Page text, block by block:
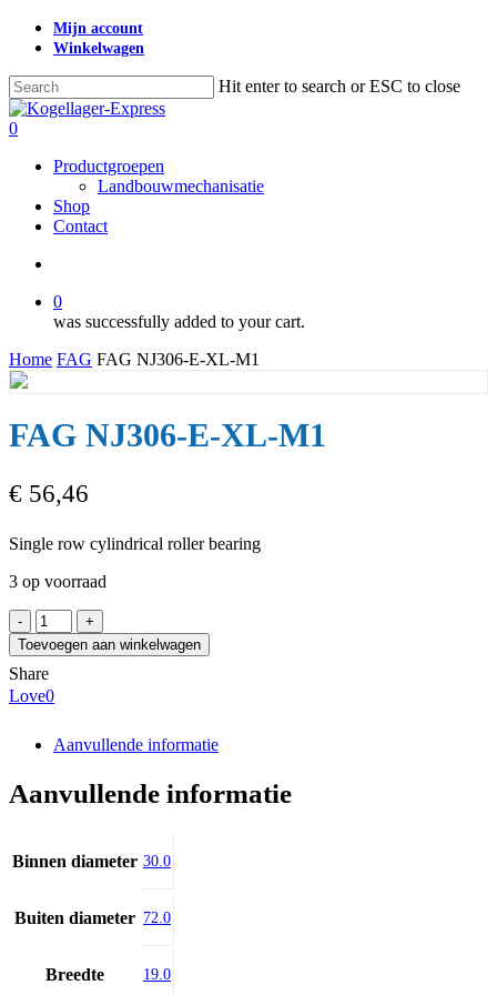
Skip
content
Mijn account
Winkelwagen
Hit enter to search or ESC to close
Close
Search
search
0
Productgroepen
Landbouwmechanisatie
Shop
Contact
0
was successfully added to your cart.
Home FAG FAG NJ306-E-XL-M1
FAG NJ306-E-XL-M1
€ 56,46
Single row cylindrical roller bearing
3 op voorraad
FAG
NJ306-
E-
XL-
M1
Toevoegen aan winkelwagen
Share
Love0
Aanvullende informatie
Aanvullende informatie
Binnen diameter 30.0
Buiten diameter 72.0
Breedte 19.0